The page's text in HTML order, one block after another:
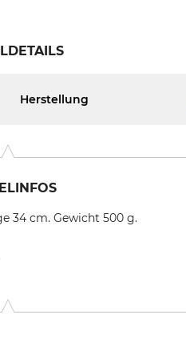
Herstellung
34 cm. Gewicht 500 g.